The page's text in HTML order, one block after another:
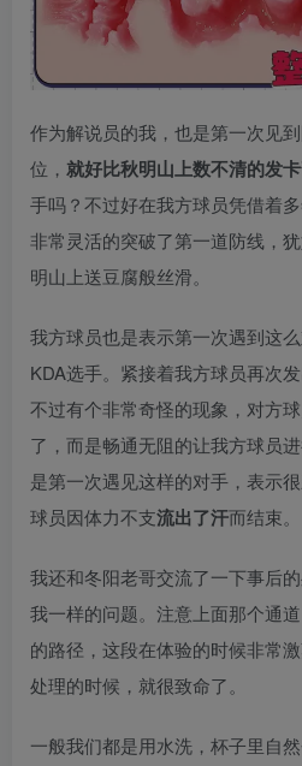
作为解说员的我，也是第一次见
位， 就好比秋明山上数不清的发
手吗？不过好在我方球员凭借着
非常灵活的突破了第一道防线，
明山上送豆腐般丝滑。
我方球员也是表示第一次遇到这
KDA选手。紧接着我方球员再次
不过有个非常奇怪的现象，对方
了，而是畅通无阻的让我方球员
是第一次遇见这样的对手，表示
球员因体力不支流出了汗而结束。
我还和冬阳老哥交流了一下事后
我一样的问题。注意上面那个通
的路径，这段在体验的时候非常
处理的时候，就很致命了。
一般我们都是用水洗，杯子里自